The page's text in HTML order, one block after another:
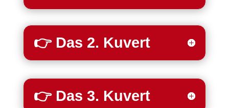
👉 Das 2. Kuvert
👉 Das 3. Kuvert